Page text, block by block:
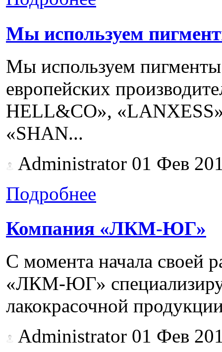
Мы используем
Мы используем
европейских
HELL&CO»,
«SHAN...
Administrator 01 Фев
Подробнее
Компания «ЛКМ-ЮГ»
С момента начала своей
«ЛКМ-ЮГ»
лакокрасочной
Administrator 01 Фев